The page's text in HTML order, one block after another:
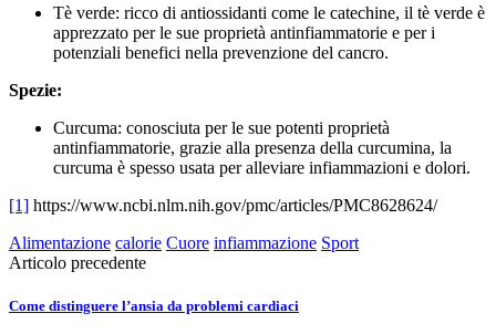
Tè verde: ricco di antiossidanti come le catechine, il tè verde è
apprezzato per le sue proprietà antinfiammatorie e per i
potenziali benefici nella prevenzione del cancro.
Spezie:
Curcuma: conosciuta per le sue potenti proprietà
antinfiammatorie, grazie alla presenza della curcumina, la
curcuma è spesso usata per alleviare infiammazioni e dolori.
[1] https://www.ncbi.nlm.nih.gov/pmc/articles/PMC8628624/
Alimentazione calorie Cuore infiammazione Sport
Articolo precedente
Come distinguere l’ansia da problemi cardiaci